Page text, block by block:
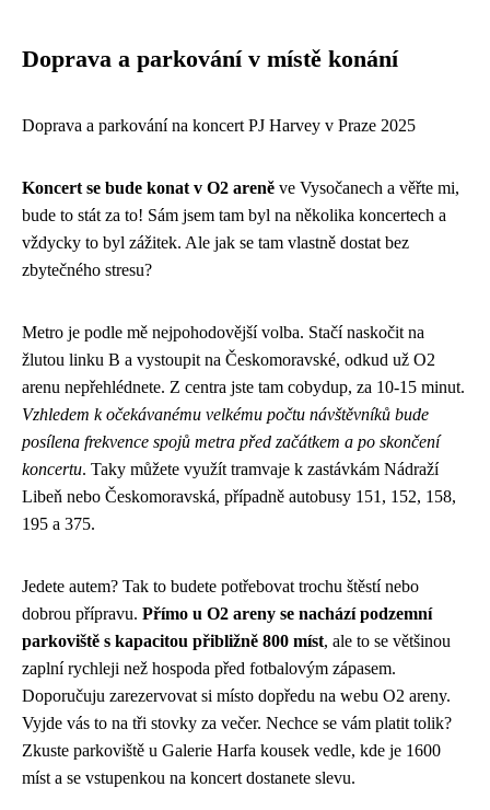
Doprava a parkování v místě konání
Doprava a parkování na koncert PJ Harvey v Praze 2025
Koncert se bude konat v O2 areně ve Vysočanech a věřte mi,
bude to stát za to! Sám jsem tam byl na několika koncertech a
vždycky to byl zážitek. Ale jak se tam vlastně dostat bez
zbytečného stresu?
Metro je podle mě nejpohodovější volba. Stačí naskočit na
žlutou linku B a vystoupit na Českomoravské, odkud už O2
arenu nepřehlédnete. Z centra jste tam cobydup, za 10-15 minut.
Vzhledem k očekávanému velkému počtu návštěvníků bude
posílena frekvence spojů metra před začátkem a po skončení
koncertu. Taky můžete využít tramvaje k zastávkám Nádraží
Libeň nebo Českomoravská, případně autobusy 151, 152, 158,
195 a 375.
Jedete autem? Tak to budete potřebovat trochu štěstí nebo
dobrou přípravu. Přímo u O2 areny se nachází podzemní
parkoviště s kapacitou přibližně 800 míst, ale to se většinou
zaplní rychleji než hospoda před fotbalovým zápasem.
Doporučuju zarezervovat si místo dopředu na webu O2 areny.
Vyjde vás to na tři stovky za večer. Nechce se vám platit tolik?
Zkuste parkoviště u Galerie Harfa kousek vedle, kde je 1600
míst a se vstupenkou na koncert dostanete slevu.